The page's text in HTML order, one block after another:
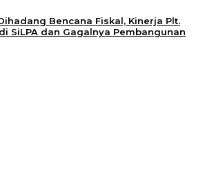
Bencana Fiskal, Kinerja Plt.
SiLPA dan Gagalnya Pembangunan